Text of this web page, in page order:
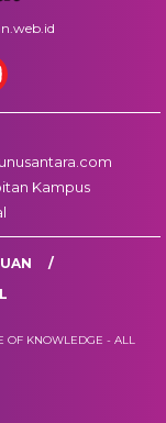
Kampus
OF KNOWLEDGE - ALL